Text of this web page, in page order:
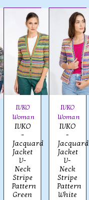
IVKO
Woman
IVKO
-
Jacquard
Jacket
V-
Neck
Stripe
Pattern
Green
IVKO
Woman
IVKO
-
Jacquard
Jacket
V-
Neck
Stripe
Pattern
White